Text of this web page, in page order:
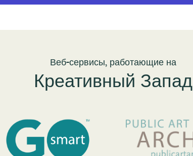
Веб-сервисы, работающие на
Креативный Запад